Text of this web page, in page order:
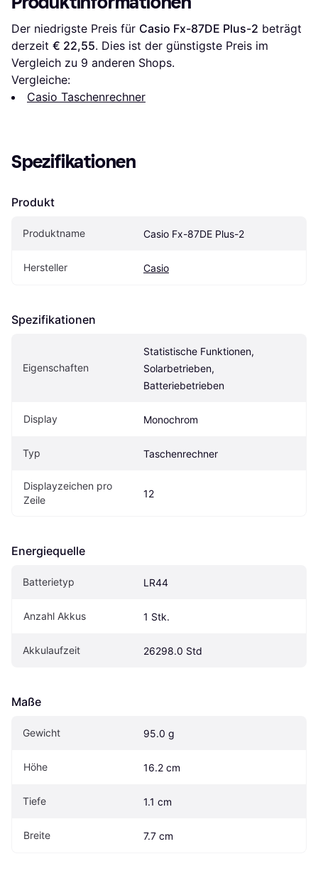
Der niedrigste Preis für Casio Fx-87DE Plus-2 beträgt
derzeit € 22,55. Dies ist der günstigste Preis im
Vergleich zu 9 anderen Shops.
Vergleiche:
Casio Taschenrechner
Spezifikationen
Produkt
Produktname Casio Fx-87DE Plus-2
Hersteller Casio
Spezifikationen
Eigenschaften
Statistische Funktionen,
Solarbetrieben,
Batteriebetrieben
Display Monochrom
Typ Taschenrechner
Displayzeichen pro
Zeile
12
Energiequelle
Batterietyp LR44
Anzahl Akkus 1 Stk.
Akkulaufzeit 26298.0 Std
Maße
Gewicht 95.0 g
Höhe 16.2 cm
Tiefe 1.1 cm
Breite 7.7 cm